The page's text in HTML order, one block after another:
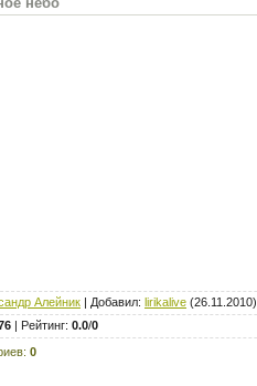
Алейник | Добавил: lirikalive (26.11.2010)
| Рейтинг: 0.0/0
: 0